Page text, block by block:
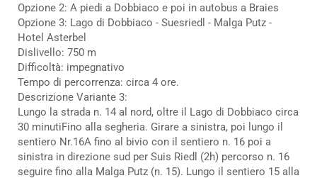
Opzione 2: A piedi a Dobbiaco e poi in autobus a Braies
Opzione 3: Lago di Dobbiaco - Suesriedl - Malga Putz -
Hotel Asterbel
Dislivello: 750 m
Difficoltà: impegnativo
Tempo di percorrenza: circa 4 ore.
Descrizione Variante 3:
Lungo la strada n. 14 al nord, oltre il Lago di Dobbiaco circa
30 minutiFino alla segheria. Girare a sinistra, poi lungo il
sentiero Nr.16A fino al bivio con il sentiero n. 16 poi a
sinistra in direzione sud per Suis Riedl (2h) percorso n. 16
seguire fino alla Malga Putz (n. 15). Lungo il sentiero 15 alla